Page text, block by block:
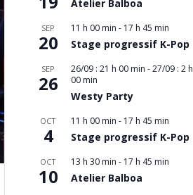
Atelier Balboa
SEP
20
11 h 00 min - 17 h 45 min
Stage progressif K-Pop
SEP
26
26/09 : 21 h 00 min -27/09 : 2 h
00 min
Westy Party
OCT
4
11 h 00 min - 17 h 45 min
Stage progressif K-Pop
OCT
10
13 h 30 min - 17 h 45 min
Atelier Balboa